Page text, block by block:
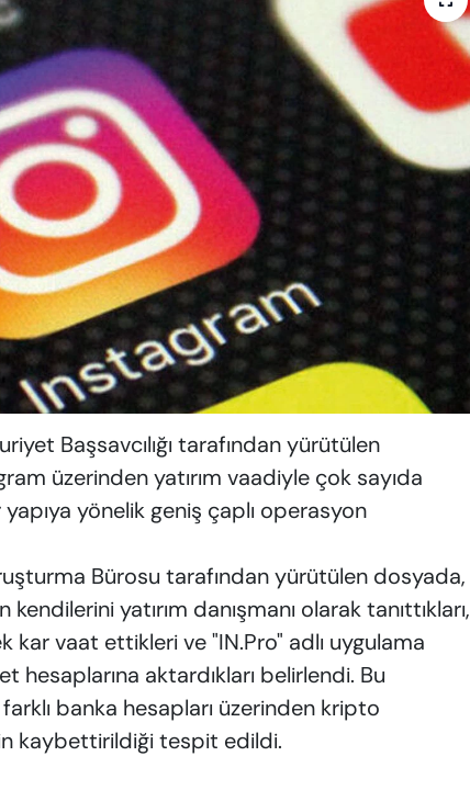
Başsavcılığı tarafından yürütülen
üzerinden yatırım vaadiyle çok sayıda
yönelik geniş çaplı operasyon
Bürosu tarafından yürütülen dosyada,
yatırım danışmanı olarak tanıttıkları,
kar vaat ettikleri ve "IN.Pro" adlı uygulama
hesaplarına aktardıkları belirlendi. Bu
banka hesapları üzerinden kripto
kaybettirildiği tespit edildi.